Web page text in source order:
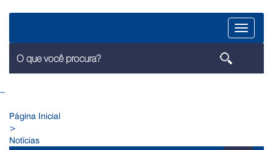
Menu
--
Página Inicial
>
Notícias